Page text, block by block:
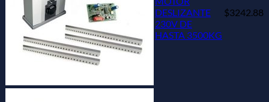
DESLIZANTE
230V DE
HASTA 3500KG
$3242.88